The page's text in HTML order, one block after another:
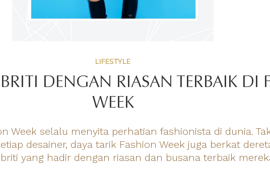
LIFESTYLE
DENGAN RIASAN TERBAIK DI
WEEK
Week selalu menyita perhatian fashionista di dunia.
desainer, daya tarik Fashion Week juga berkat
yang hadir dengan riasan dan busana terbaik